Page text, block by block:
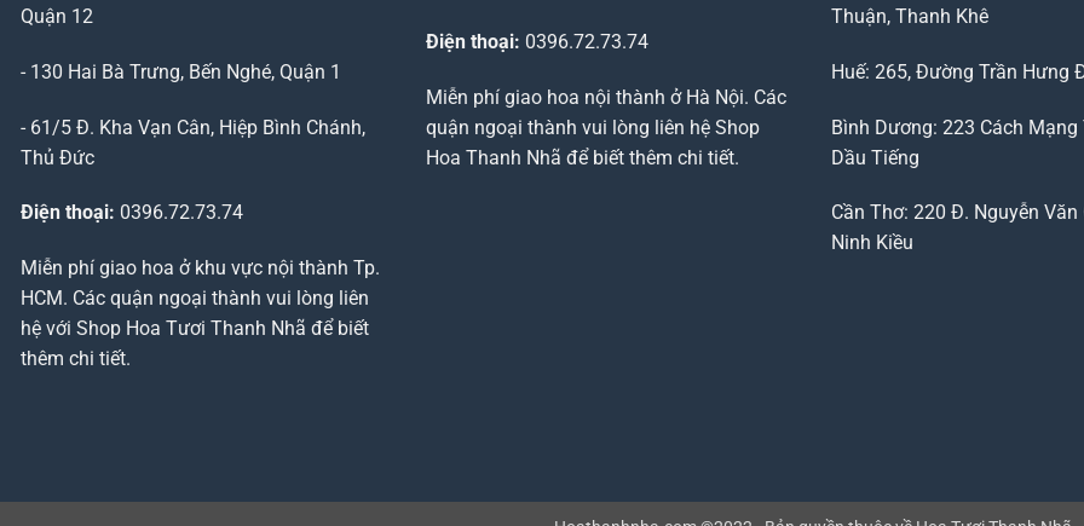
Quận 12
- 130 Hai Bà Trưng, Bến Nghé, Quận 1
- 61/5 Đ. Kha Vạn Cân, Hiệp Bình Chánh,
Thủ Đức
Điện thoại: 0396.72.73.74
Miễn phí giao hoa ở khu vực nội thành Tp.
HCM. Các quận ngoại thành vui lòng liên
hệ với Shop Hoa Tươi Thanh Nhã để biết
thêm chi tiết.
Điện thoại: 0396.72.73.74
Miễn phí giao hoa nội thành ở Hà Nội. Các
quận ngoại thành vui lòng liên hệ Shop
Hoa Thanh Nhã để biết thêm chi tiết.
Thuận, Thanh Khê
Huế: 265, Đường Trần Hưng
Bình Dương: 223 Cách Mạng
Dầu Tiếng
Cần Thơ: 220 Đ. Nguyễn Văn
Ninh Kiều